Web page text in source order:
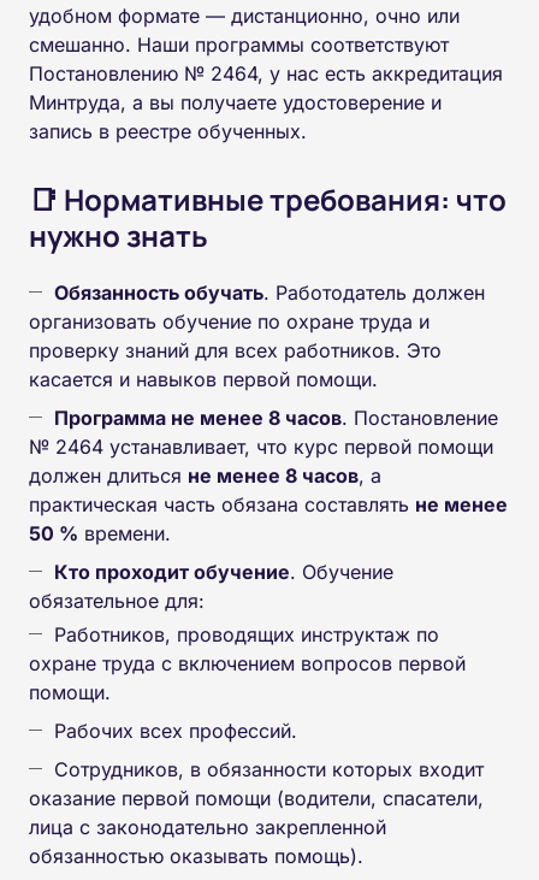
удобном формате — дистанционно, очно или
смешанно. Наши программы соответствуют
Постановлению № 2464, у нас есть аккредитация
Минтруда, а вы получаете удостоверение и
запись в реестре обученных.
📑 Нормативные требования: что
нужно знать
Обязанность обучать. Работодатель должен
организовать обучение по охране труда и
проверку знаний для всех работников. Это
касается и навыков первой помощи.
Программа не менее 8 часов. Постановление
№ 2464 устанавливает, что курс первой помощи
должен длиться не менее 8 часов, а
практическая часть обязана составлять не менее
50 % времени.
Кто проходит обучение. Обучение
обязательное для:
Работников, проводящих инструктаж по
охране труда с включением вопросов первой
помощи.
Рабочих всех профессий.
Сотрудников, в обязанности которых входит
оказание первой помощи (водители, спасатели,
лица с законодательно закрепленной
обязанностью оказывать помощь).